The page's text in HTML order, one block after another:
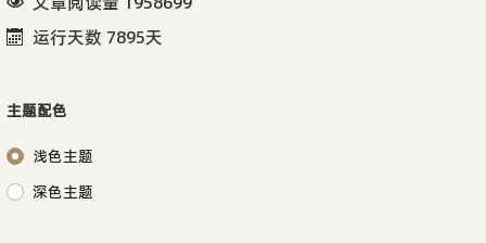
运行天数 7895天
主题配色
浅色主题
深色主题